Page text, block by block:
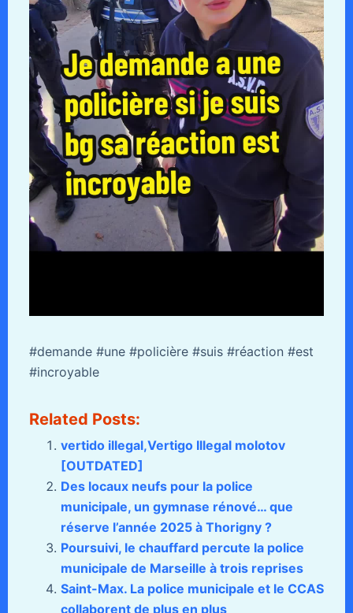
#demande #une #policière #suis #réaction #est
#incroyable
Related Posts:
vertido illegal,Vertigo Illegal molotov
[OUTDATED]
Des locaux neufs pour la police
municipale, un gymnase rénové… que
réserve l’année 2025 à Thorigny ?
Poursuivi, le chauffard percute la police
municipale de Marseille à trois reprises
Saint-Max. La police municipale et le CCAS
collaborent de plus en plus